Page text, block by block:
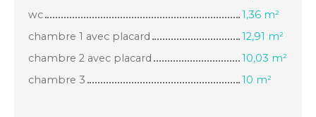
wc
1,36 m²
chambre 1 avec placard
12,91 m²
chambre 2 avec placard
10,03 m²
chambre 3
10 m²